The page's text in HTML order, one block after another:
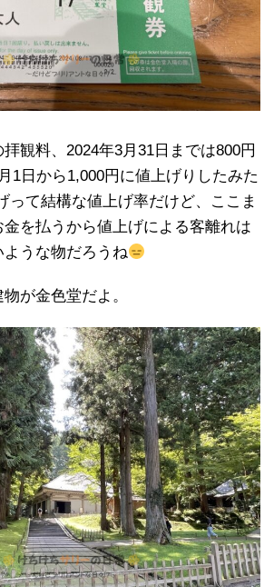
観料、2024年3月31日までは800円
1日から1,000円に値上げりしたみた
って結構な値上げ率だけど、ここま
を払うから値上げによる客離れは
うな物だろうね
が金色堂だよ。